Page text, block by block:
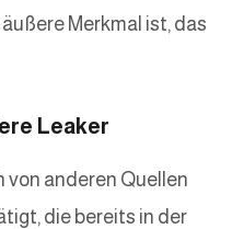
Merkmal ist, das
Leaker
von anderen Quellen
die bereits in der